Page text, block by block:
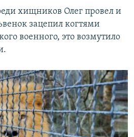
хищников Олег провел и
зацепил когтями
военного, это возмутило